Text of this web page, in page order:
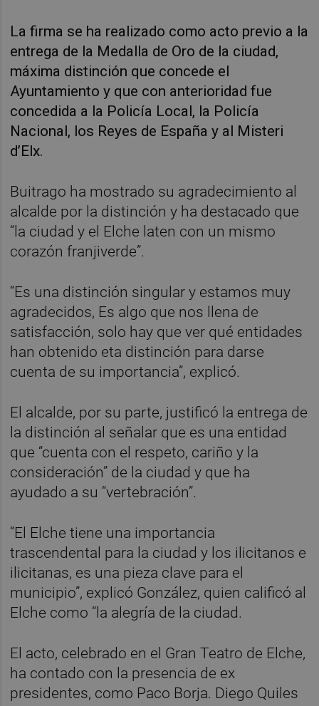
La firma se ha realizado como acto previo a la
entrega de la Medalla de Oro de la ciudad,
máxima distinción que concede el
Ayuntamiento y que con anterioridad fue
concedida a la Policía Local, la Policía
Nacional, los Reyes de España y al Misteri
d’Elx.
Buitrago ha mostrado su agradecimiento al
alcalde por la distinción y ha destacado que
“la ciudad y el Elche laten con un mismo
corazón franjiverde”.
“Es una distinción singular y estamos muy
agradecidos, Es algo que nos llena de
satisfacción, solo hay que ver qué entidades
han obtenido eta distinción para darse
cuenta de su importancia”, explicó.
El alcalde, por su parte, justificó la entrega de
la distinción al señalar que es una entidad
que “cuenta con el respeto, cariño y la
consideración” de la ciudad y que ha
ayudado a su “vertebración”.
“El Elche tiene una importancia
trascendental para la ciudad y los ilicitanos e
ilicitanas, es una pieza clave para el
municipio”, explicó González, quien calificó al
Elche como “la alegría de la ciudad.
El acto, celebrado en el Gran Teatro de Elche,
ha contado con la presencia de ex
presidentes, como Paco Borja. Diego Quiles